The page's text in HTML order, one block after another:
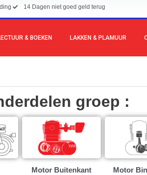
14 Dagen niet goed geld terug
& BOEKEN LAKKEN & PLAMUUR
groep :
Motor Buitenkant Motor